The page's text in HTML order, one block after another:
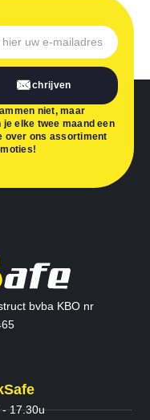
Inschrijven
niet, maar
je elke twee maand een
over ons assortiment
bvba KBO nr
17.30u